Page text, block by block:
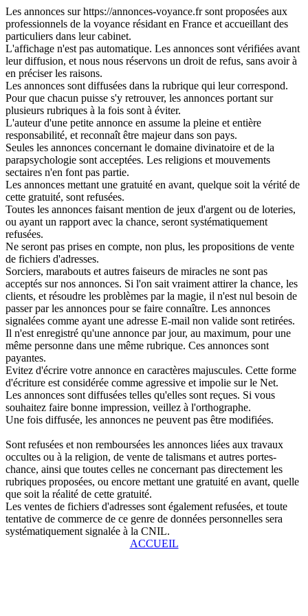
Les annonces sur https://annonces-voyance.fr sont proposées aux
professionnels de la voyance résidant en France et accueillant des
particuliers dans leur cabinet.
L'affichage n'est pas automatique. Les annonces sont vérifiées avant
leur diffusion, et nous nous réservons un droit de refus, sans avoir à
en préciser les raisons.
Les annonces sont diffusées dans la rubrique qui leur correspond.
Pour que chacun puisse s'y retrouver, les annonces portant sur
plusieurs rubriques à la fois sont à éviter.
L'auteur d'une petite annonce en assume la pleine et entière
responsabilité, et reconnaît être majeur dans son pays.
Seules les annonces concernant le domaine divinatoire et de la
parapsychologie sont acceptées. Les religions et mouvements
sectaires n'en font pas partie.
Les annonces mettant une gratuité en avant, quelque soit la vérité de
cette gratuité, sont refusées.
Toutes les annonces faisant mention de jeux d'argent ou de loteries,
ou ayant un rapport avec la chance, seront systématiquement
refusées.
Ne seront pas prises en compte, non plus, les propositions de vente
de fichiers d'adresses.
Sorciers, marabouts et autres faiseurs de miracles ne sont pas
acceptés sur nos annonces. Si l'on sait vraiment attirer la chance, les
clients, et résoudre les problèmes par la magie, il n'est nul besoin de
passer par les annonces pour se faire connaître. Les annonces
signalées comme ayant une adresse E-mail non valide sont retirées.
Il n'est enregistré qu'une annonce par jour, au maximum, pour une
même personne dans une même rubrique. Ces annonces sont
payantes.
Evitez d'écrire votre annonce en caractères majuscules. Cette forme
d'écriture est considérée comme agressive et impolie sur le Net.
Les annonces sont diffusées telles qu'elles sont reçues. Si vous
souhaitez faire bonne impression, veillez à l'orthographe.
Une fois diffusée, les annonces ne peuvent pas être modifiées.
Sont refusées et non remboursées les annonces liées aux travaux
occultes ou à la religion, de vente de talismans et autres portes-
chance, ainsi que toutes celles ne concernant pas directement les
rubriques proposées, ou encore mettant une gratuité en avant, quelle
que soit la réalité de cette gratuité.
Les ventes de fichiers d'adresses sont également refusées, et toute
tentative de commerce de ce genre de données personnelles sera
systématiquement signalée à la CNIL.
ACCUEIL